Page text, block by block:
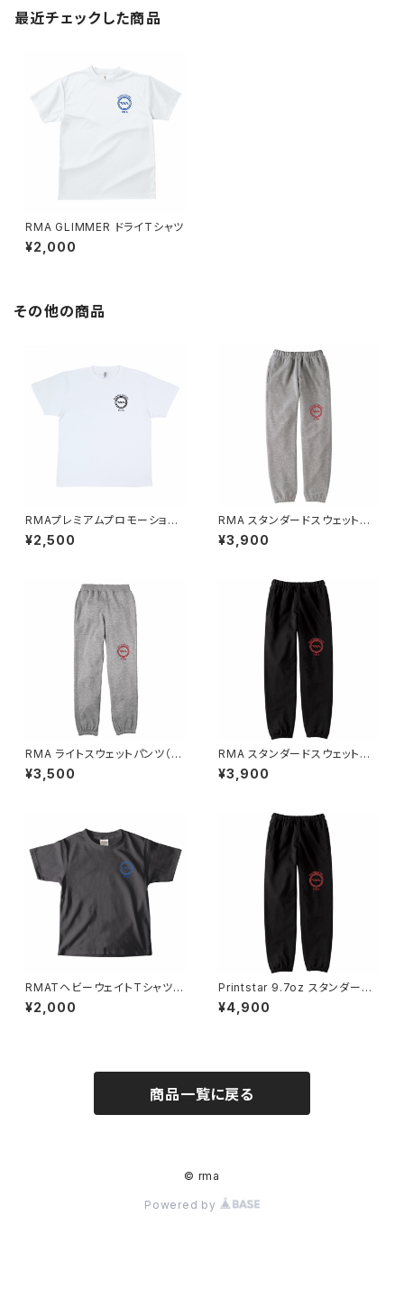
最近チェックした商品
RMA GLIMMER ドライTシャツ
¥2,000
その他の商品
RMAプレミアムプロモーション
Tシャツ
¥2,500
RMA スタンダードスウェットパ
ンツ
¥3,900
RMA ライトスウェットパンツ（キ
ッズ）
¥3,500
RMA スタンダードスウェットパ
ンツ
¥3,900
RMATヘビーウェイトTシャツ
（キッズ）
¥2,000
Printstar 9.7oz スタンダード
スウェットパンツ ブラック
¥4,900
商品一覧に戻る
© rma
Powered by